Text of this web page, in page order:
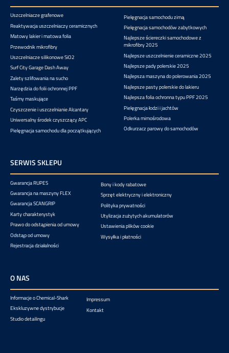
Uszczelniacze grafenowe
Reaktywacja uszczelniaczy ceramicznych
Matowy lakier i matowa folia
Przewodnik mikrofibry
Uszczelniacze silikonowe SiO2
Surf City Garage Dash Away
Zalety szlifowania na sucho
Narzędzia do folii ochronnej PPF
Taśmy maskujące
Czyszczenie i uszczelnianie Alcantary
Uniwersalny środek czyszczący APC
Pielęgnacja samochodu dla początkujących
Pielęgnacja samochodu zimą
Pielęgnacja samochodów zabytkowych
Najlepsze ściereczki samochodowe z
mikrofibry 2025
Najlepsze uszczelnienie ceramiczne 2025
Najlepsze pady polerskie 2025
Najlepsza maszyna do polerowania 2025
Najlepsze pasty polerskie do lakieru
Najlepsza folia ochronna typu PPF 2025
Pielęgnacja łodzi i jachtów
Polerka mimośrodowa
Odkurzacz parowy do samochodów
SERWIS SKLEPU
Gwarancja RUPES
Gwarancja na maszyny FLEX
Gwarancja SCANGRIP
Karty charakterystyk
Prawo do odstąpienia od umowy
Odstąp od umowy
Rejestracja działalności
Bony i kody rabatowe
Sprzęt elektryczny i elektroniczny
Polityka prywatności
Utylizacja zużytych akumulatorów
Ustawienia plików cookie
Wysyłka i płatności
O NAS
Informacje o Chemical-Shark
Ekskluzywne dystrybucje
Studio detailingu
Impressum
Kontakt